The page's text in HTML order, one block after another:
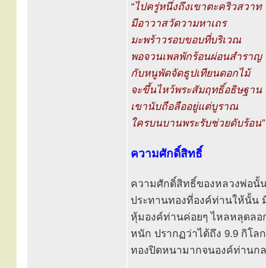
“ไปครู่หนึ่งถึงเขาตะคริวสวาท
มีอาวาสวัดวามหาเถร
มะพร้าวรอบขอบที่บริเวณ
พอจวนเพลพักร้อนผ่อนสำราญ
กับหนูพัดจัดธูปเทียนดอกไม้
จะขึ้นไหว้พระสัมฤทธิ์อธิษฐาน
เขานับถือลืออยู่แต่บูราณ
ใครบนบานพระรับช่วยดับร้อน”
ความศักดิ์สิทธิ์
ความศักดิ์สิทธิ์ของหลวงพ่อนั้
ประทานทองที่องค์ท่านให้นั้น
หุ้มองค์ท่านค่อยๆ ไหลหลุดลอ
หนัก ปรากฏว่าได้ถึง 9.9 กิโ
ทองปิดหนามากจนองค์ท่านก